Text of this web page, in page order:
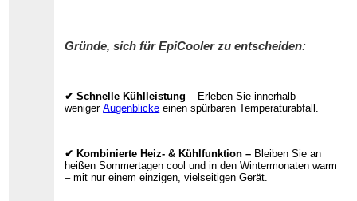
Gründe, sich für EpiCooler zu entscheiden:
✔ Schnelle Kühlleistung– Erleben Sie innerhalb
wenigerAugenblicke einen spürbaren Temperaturabfall.
✔ Kombinierte Heiz- & Kühlfunktion – Bleiben Sie an
heißen Sommertagen cool und in den Wintermonaten warm
– mit nur einem einzigen, vielseitigen Gerät.